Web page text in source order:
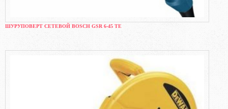
ШУРУПОВЕРТ СЕТЕВОЙ BOSCH GSR 6-45 TE